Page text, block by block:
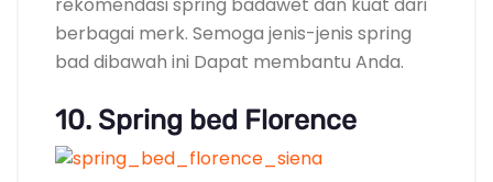
berbagai merk. Semoga jenis-jenis spring
bad dibawah ini Dapat membantu Anda.
10. Spring bed Florence